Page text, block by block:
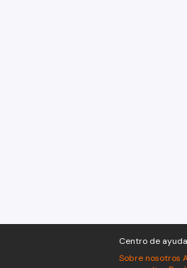
Centro de ayuda
Sobre nosotros